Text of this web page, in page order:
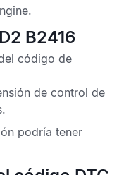
.
B2416
código de
de control de
podría tener